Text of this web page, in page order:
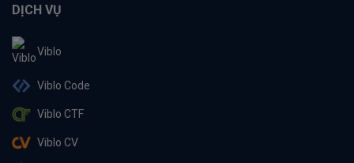
DỊCH VỤ
Viblo
Viblo Code
Viblo CTF
Viblo CV